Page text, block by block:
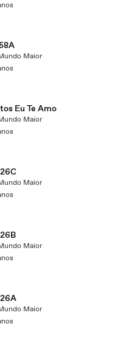
Maior
Eu Te Amo
Maior
Maior
Maior
Maior